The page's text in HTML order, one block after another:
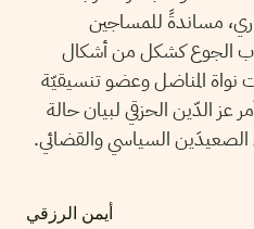
أكتوبر الجاري، مساندةً للمساجين
الجوع كشكل من أشكال
نواة المناضل وعضو تنسيقيّة
عز الدّين الحزقي لبيان حالة
الصعيدَين السياسي والقضائي.
أيمن الرزقي